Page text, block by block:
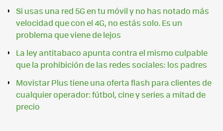
Si usas una red 5G en tu móvil y no has notado más
velocidad que con el 4G, no estás solo. Es un
problema que viene de lejos
La ley antitabaco apunta contra el mismo culpable
que la prohibición de las redes sociales: los padres
Movistar Plus tiene una oferta flash para clientes de
cualquier operador: fútbol, cine y series a mitad de
precio